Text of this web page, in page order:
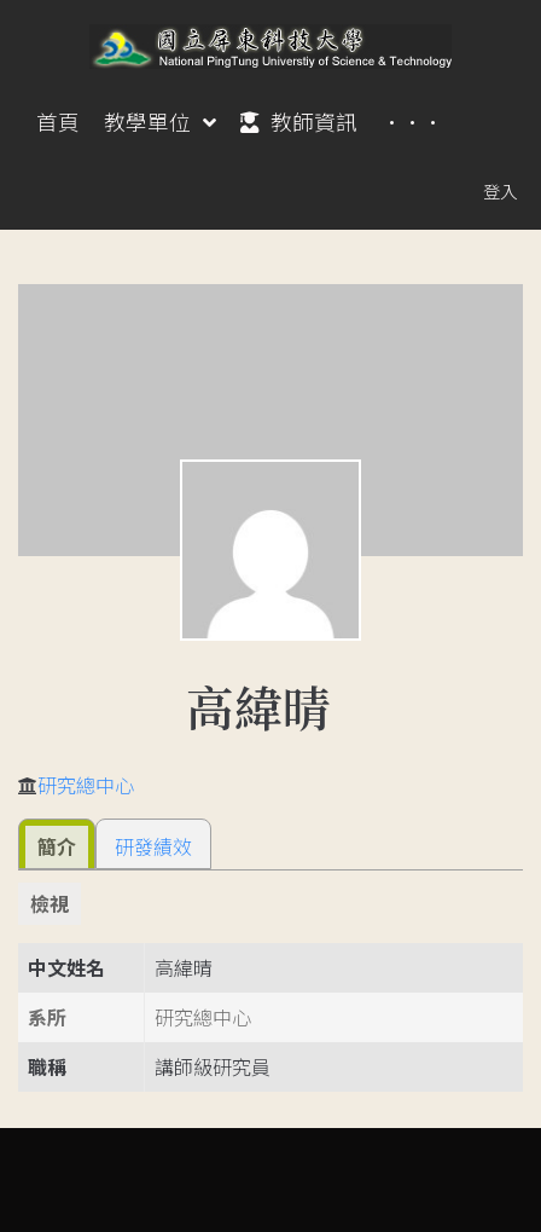
首頁 教學單位 教師資訊 ···
登入
高緯晴
研究總中心
簡介
研發績效
檢視
中文姓名
高緯晴
系所
研究總中心
職稱
講師級研究員